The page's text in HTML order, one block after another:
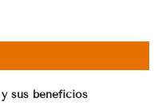
sus beneficios